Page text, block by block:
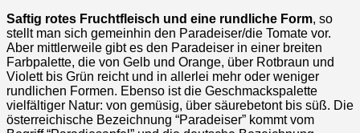
Saftig rotes Fruchtfleisch und eine rundliche Form, so
stellt man sich gemeinhin den Paradeiser/die Tomate vor.
Aber mittlerweile gibt es den Paradeiser in einer breiten
Farbpalette, die von Gelb und Orange, über Rotbraun und
Violett bis Grün reicht und in allerlei mehr oder weniger
rundlichen Formen. Ebenso ist die Geschmackspalette
vielfältiger Natur: von gemüsig, über säurebetont bis süß. Die
österreichische Bezeichnung “Paradeiser” kommt vom